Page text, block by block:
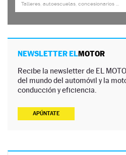
NEWSLETTER ELMOTOR
Recibe la newsletter de EL
del mundo del automóvil y la
conducción y eficiencia.
APÚNTATE